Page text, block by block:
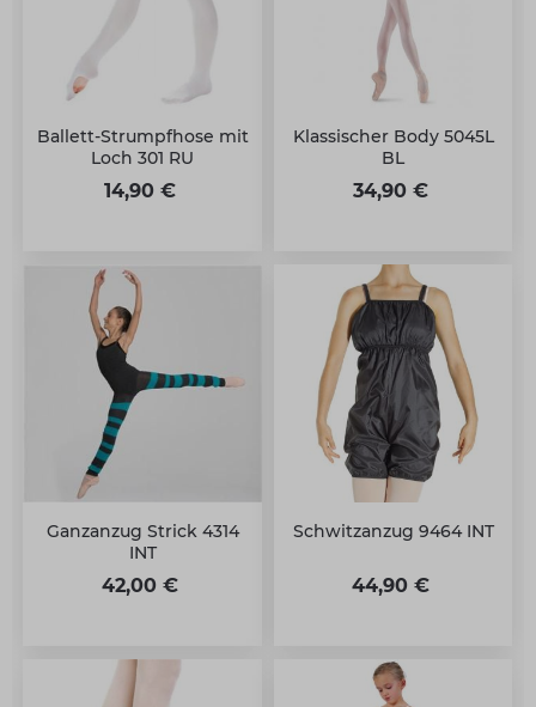
Ballett-Strumpfhose mit
Loch 301 RU
14,90 €
Klassischer Body 5045L
BL
34,90 €
Ganzanzug Strick 4314
INT
42,00 €
Schwitzanzug 9464 INT
44,90 €